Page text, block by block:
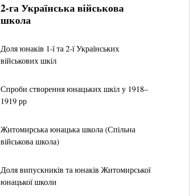
2-га Українська військова
школа
Доля юнаків 1-ї та 2-ї Українських
військових шкіл
Спроби створення юнацьких шкіл у 1918–
1919 рр
Житомирська юнацька школа (Спільна
військова школа)
Доля випускників та юнаків Житомирської
юнацької школи